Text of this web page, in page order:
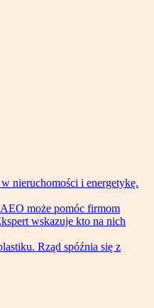
nieruchomości i energetykę.
może pomóc firmom
wskazuje kto na nich
Rząd spóźnia się z